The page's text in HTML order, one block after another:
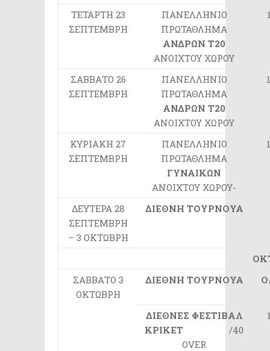
ΤΕΤΑΡΤΗ 23
ΣΕΠΤΕΜΒΡΗ
ΠΑΝΕΛΛΗΝΙΟ
ΠΡΩΤΑΘΛΗΜΑ
ΑΝΔΡΩΝ Τ20
ΑΝΟΙΧΤΟΥ ΧΩΡΟΥ
ΣΑΒΒΑΤΟ 26
ΣΕΠΤΕΜΒΡΗ
ΠΑΝΕΛΛΗΝΙΟ
ΠΡΩΤΑΘΛΗΜΑ
ΑΝΔΡΩΝ Τ20
ΑΝΟΙΧΤΟΥ ΧΩΡΟΥ
ΚΥΡΙΑΚΗ 27
ΣΕΠΤΕΜΒΡΗ
ΠΑΝΕΛΛΗΝΙΟ
ΠΡΩΤΑΘΛΗΜΑ
ΓΥΝΑΙΚΩΝ
ΑΝΟΙΧΤΟΥ ΧΩΡΟΥ-
ΔΕΥΤΕΡΑ 28
ΣΕΠΤΕΜΒΡΗ
– 3 ΟΚΤΩΒΡΗ
ΔΙΕΘΝΗ ΤΟΥΡΝΟΥΑ
ΣΑΒΒΑΤΟ 3
ΟΚΤΩΒΡΗ
ΔΙΕΘΝΗ ΤΟΥΡΝΟΥΑ
ΔΙΕΘΝΕΣ ΦΕΣΤΙΒΑΛ
ΚΡΙΚΕΤ /40
OVER